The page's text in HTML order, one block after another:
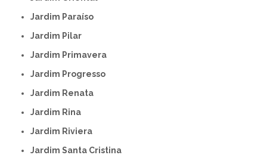
Jardim Paraíso
Jardim Pilar
Jardim Primavera
Jardim Progresso
Jardim Renata
Jardim Rina
Jardim Riviera
Jardim Santa Cristina